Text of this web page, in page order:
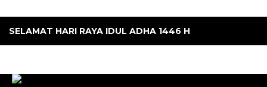
SELAMAT HARI RAYA IDUL ADHA 1446 H